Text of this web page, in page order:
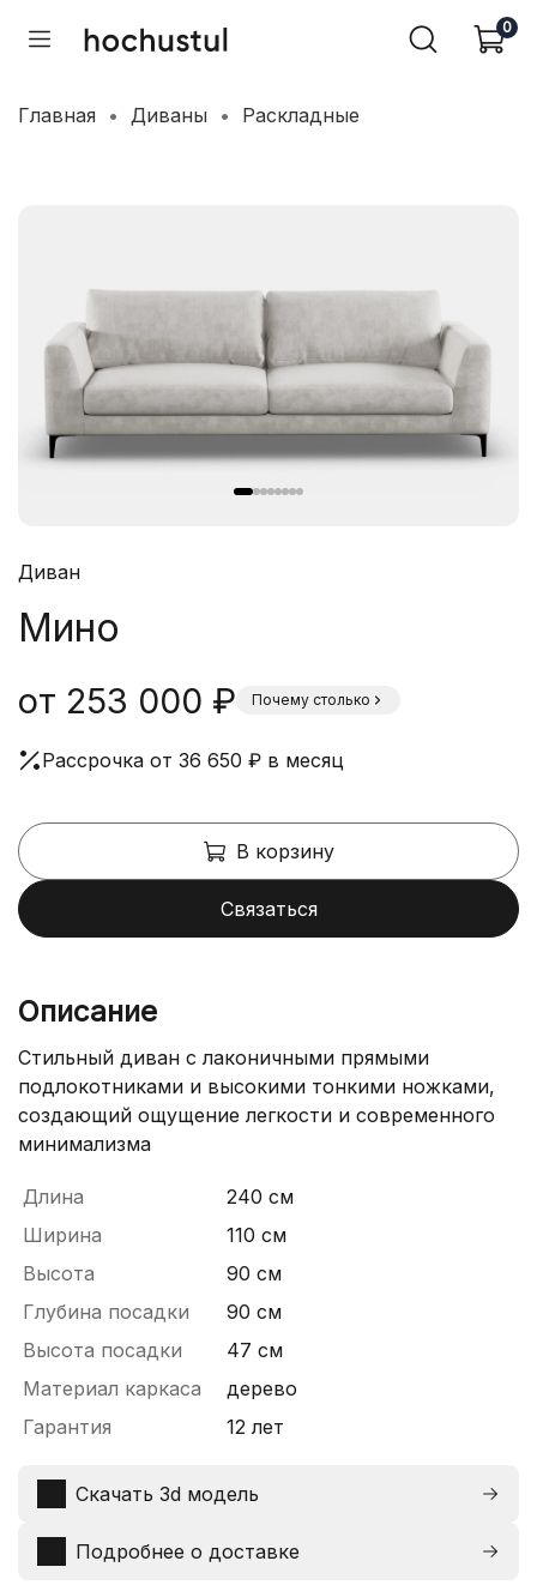
0
Главная Диваны Раскладные
Диван
Мино
от 253 000 ₽ Почему столько
Рассрочка от 36 650 ₽ в месяц
В корзину
Связаться
Описание
Стильный диван с лаконичными прямыми
подлокотниками и высокими тонкими ножками,
создающий ощущение легкости и современного
минимализма
Длина
240 см
Ширина
110 см
Высота
90 см
Глубина посадки
90 см
Высота посадки
47 см
Материал каркаса
дерево
Гарантия
12 лет
Скачать 3d модель
Подробнее о доставке